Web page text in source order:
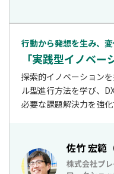
行動から発想を生み、
「実践型イノベー
探索的イノベーション
ル型進行方法を学び、
必要な課題解決力を強化
佐竹 宏範
株式会社プ